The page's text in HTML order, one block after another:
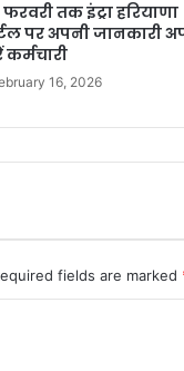
तक इंट्रा हरियाणा
पर अपनी जानकारी
16, 2026
fields are marked